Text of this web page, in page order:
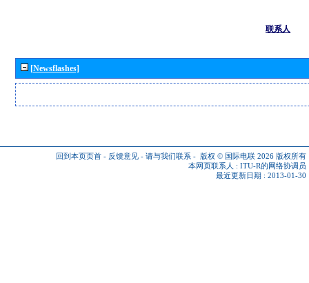
联系人
[Newsflashes]
回到本页页首 - 反馈意见 - 请与我们联系 - 版权 © 国际电联 2026 版权所有
本网页联系人 : ITU-R的网络协调员
最近更新日期 : 2013-01-30